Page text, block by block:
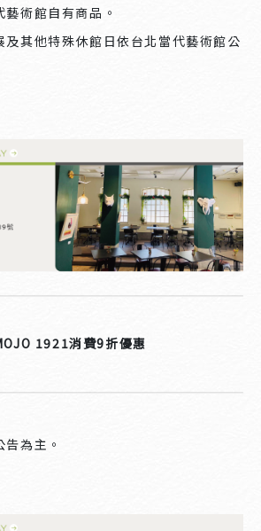
藝術館自有商品。
及其他特殊休館日依台北當代藝術館公
1921消費9折優惠
為主。